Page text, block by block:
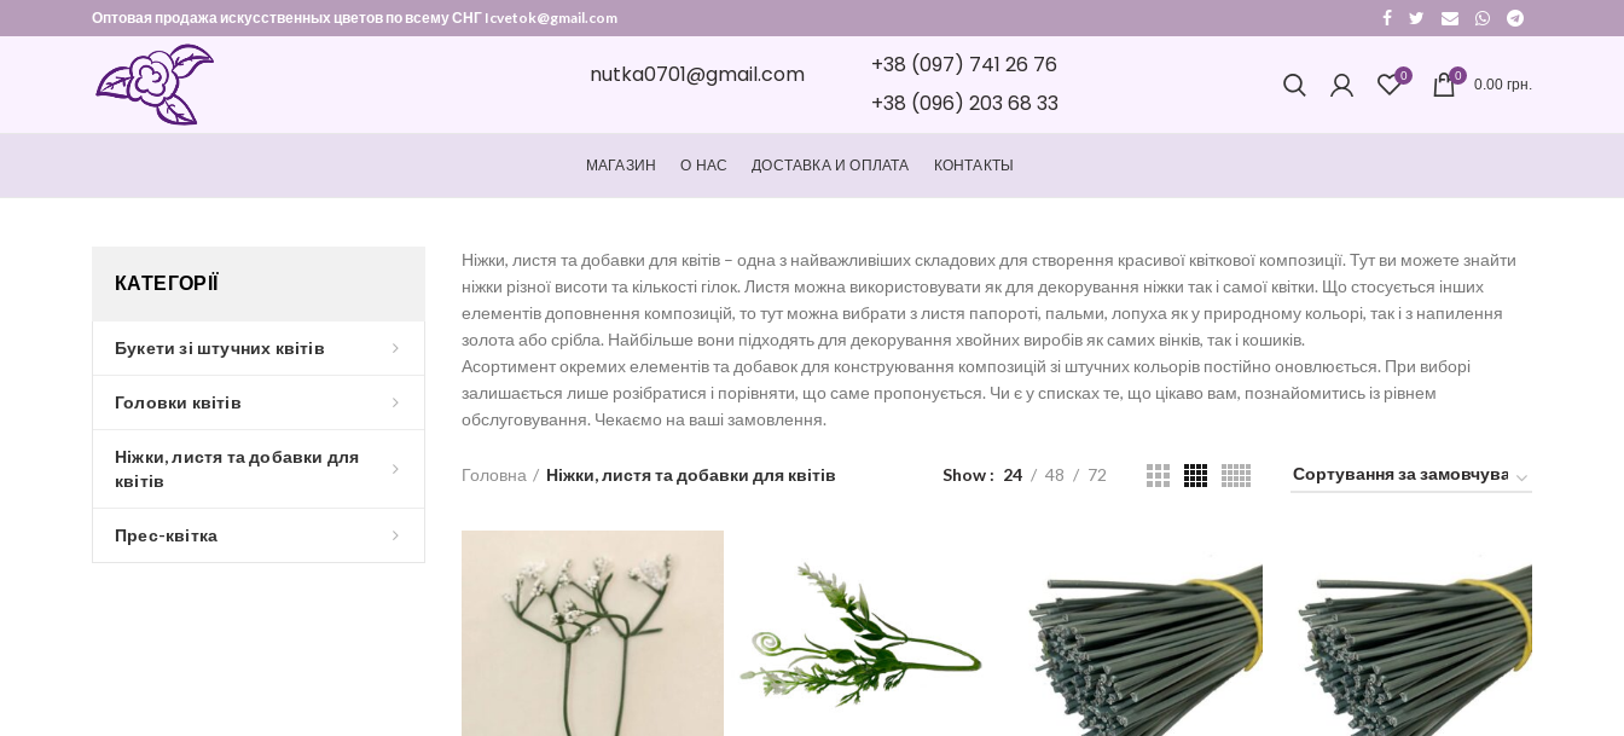
Оптовая продажа искусственных цветов по всему СНГ Icvetok@gmail.com
nutka0701@gmail.com
+38 (097) 741 26 76
+38 (096) 203 68 33
0 0
0.00 грн.
МАГАЗИН О НАС ДОСТАВКА И ОПЛАТА КОНТАКТЫ
Ніжки, листя та добавки для квітів – одна з найважливіших складових для створення красивої квіткової композиції. Тут ви можете знайти
ніжки різної висоти та кількості гілок. Листя можна використовувати як для декорування ніжки так і самої квітки. Що стосується інших
елементів доповнення композицій, то тут можна вибрати з листя папороті, пальми, лопуха як у природному кольорі, так і з напилення
золота або срібла. Найбільше вони підходять для декорування хвойних виробів як самих вінків, так і кошиків.
Асортимент окремих елементів та добавок для конструювання композицій зі штучних кольорів постійно оновлюється. При виборі
залишається лише розібратися і порівняти, що саме пропонується. Чи є у списках те, що цікаво вам, познайомитись із рівнем
обслуговування. Чекаємо на ваші замовлення.
Головна Ніжки, листя та добавки для квітів Show 24 48 72
КАТЕГОРІЇ
Букети зі штучних квітів
Головки квітів
Ніжки, листя та добавки для
квітів
Прес-квітка